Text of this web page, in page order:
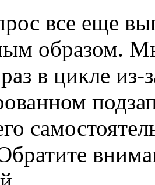
все еще
образом.
в цикле